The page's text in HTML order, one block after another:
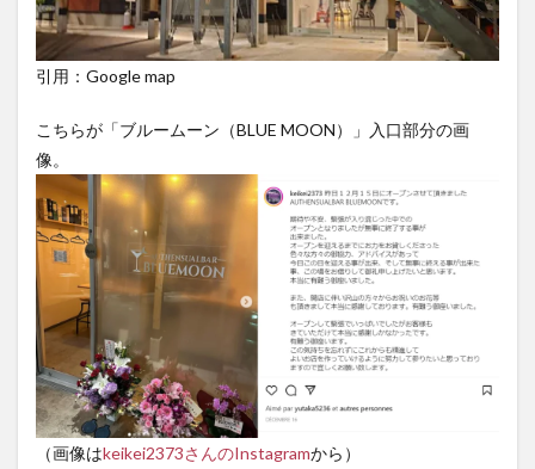
引用：Google map
こちらが「ブルームーン（BLUE MOON）」入口部分の画
像。
（画像はkeikei2373さんのInstagramから）